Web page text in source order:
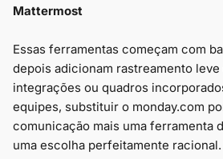
Mattermost
Essas ferramentas começam com
depois adicionam rastreamento leve
integrações ou quadros
equipes, substituir o monday.com
comunicação mais uma ferramenta
uma escolha perfeitamente racional.